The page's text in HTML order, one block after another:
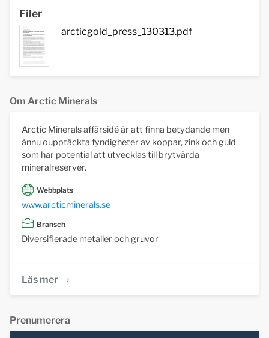
Filer
arcticgold_press_130313.pdf
Om Arctic Minerals
Arctic Minerals affärsidé är att finna betydande men
ännu oupptäckta fyndigheter av koppar, zink och guld
som har potential att utvecklas till brytvärda
mineralreserver.
Webbplats
www.arcticminerals.se
Bransch
Diversifierade metaller och gruvor
Läs mer
Prenumerera